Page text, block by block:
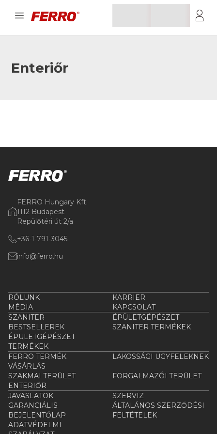
Enteriőr
FERRO Hungary Kft.
1112 Budapest
Repülőtéri út 2/a
+36-1-791-3045
info@ferro.hu
RÓLUNK
KARRIER
MÉDIA
KAPCSOLAT
SZANITER
ÉPÜLETGÉPÉSZET
BESTSELLEREK
SZANITER TERMÉKEK
ÉPÜLETGÉPÉSZET
TERMÉKEK
FERRO TERMÉK
VÁSÁRLÁS
LAKOSSÁGI ÜGYFELEKNEK
SZAKMAI TERÜLET
FORGALMAZÓI TERÜLET
ENTERIŐR
JAVASLATOK
SZERVIZ
GARANCIÁLIS
BEJELENTŐLAP
ÁLTALÁNOS SZERZŐDÉSI
FELTÉTELEK
ADATVÉDELMI